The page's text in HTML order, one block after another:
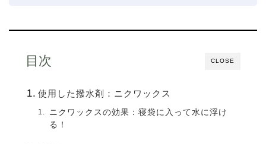
CLOSE
目次
使用した撥水剤：ニクワックス
ニクワックスの効果：寝袋に入って水に浮け
る！